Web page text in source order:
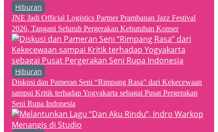
Hiburan
JNE Jadi Official Logistics Partner Prambanan Jazz Festival
2026, Tangani Seluruh Pergerakan Kebutuhan Konser
Hiburan
Diskusi dan Pameran Seni “Rimpang Rasa” dari Kekecewaan
sampai Kritik terhadap Yogyakarta sebagai Pusat Pergerakan
Seni Rupa Indonesia